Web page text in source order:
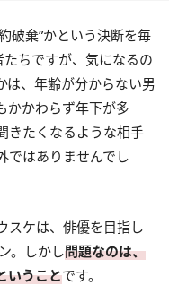
破棄”かという決断を毎
たちですが、気になるの
は、年齢が分からない男
かかわらず年下が多
きたくなるような相手
ではありませんでし
スケは、俳優を目指し
。しかし問題なのは、
いうことです。